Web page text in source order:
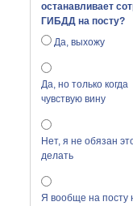
останавливает
ГИБДД на посту?
Да, выхожу
Да, но только когда
чувствую вину
Нет, я не обязан
делать
Я вообще на посту